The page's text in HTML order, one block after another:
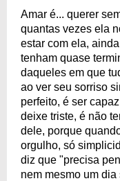
Amar é... querer
quantas vezes ela
estar com ela,
tenham quase
daqueles em que
ao ver seu sorriso
perfeito, é ser
deixe triste, é não
dele, porque
orgulho, só
diz que "precisa
nem mesmo um